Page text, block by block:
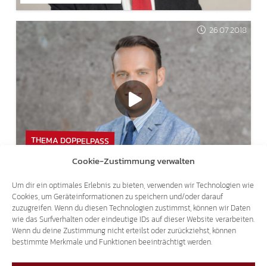
Cookie-Zustimmung verwalten
Um dir ein optimales Erlebnis zu bieten, verwenden wir Technologien wie
Cookies, um Geräteinformationen zu speichern und/oder darauf
zuzugreifen. Wenn du diesen Technologien zustimmst, können wir Daten
wie das Surfverhalten oder eindeutige IDs auf dieser Website verarbeiten.
Wenn du deine Zustimmung nicht erteilst oder zurückziehst, können
bestimmte Merkmale und Funktionen beeinträchtigt werden.
26.07.2018
THEMA DOPPELPASS
SVEN KNOLL BEI RAI3 – "AGORÀ ESTATE"